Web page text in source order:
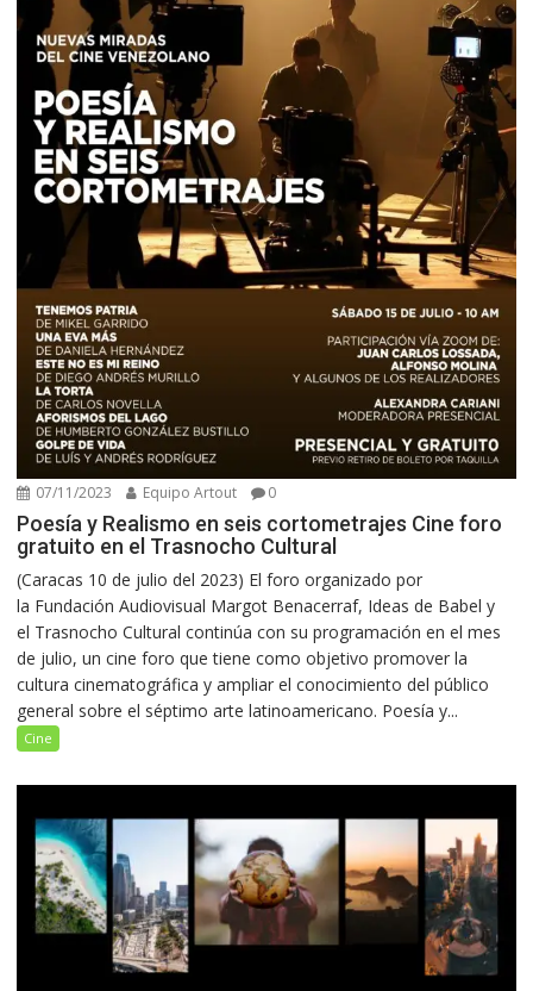
07/11/2023 Equipo Artout 0
Poesía y Realismo en seis cortometrajes Cine foro
gratuito en el Trasnocho Cultural
(Caracas 10 de julio del 2023) El foro organizado por
la Fundación Audiovisual Margot Benacerraf, Ideas de Babel y
el Trasnocho Cultural continúa con su programación en el mes
de julio, un cine foro que tiene como objetivo promover la
cultura cinematográfica y ampliar el conocimiento del público
general sobre el séptimo arte latinoamericano. Poesía y...
Cine